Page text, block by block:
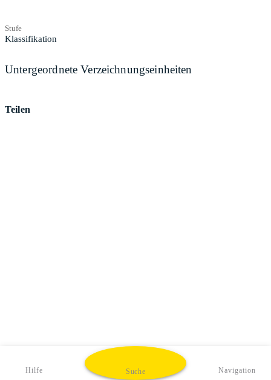
Stufe
Klassifikation
Untergeordnete Verzeichnungseinheiten
Teilen
Hilfe Suche Navigation